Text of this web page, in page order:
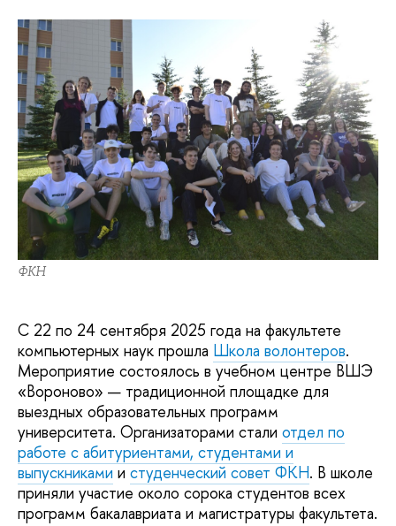
ФКН
С 22 по 24 сентября 2025 года на факультете
компьютерных наук прошла Школа волонтеров.
Мероприятие состоялось в учебном центре ВШЭ
«Вороново» — традиционной площадке для
выездных образовательных программ
университета. Организаторами стали отдел по
работе с абитуриентами, студентами и
выпускниками и студенческий совет ФКН. В школе
приняли участие около сорока студентов всех
программ бакалавриата и магистратуры факультета.